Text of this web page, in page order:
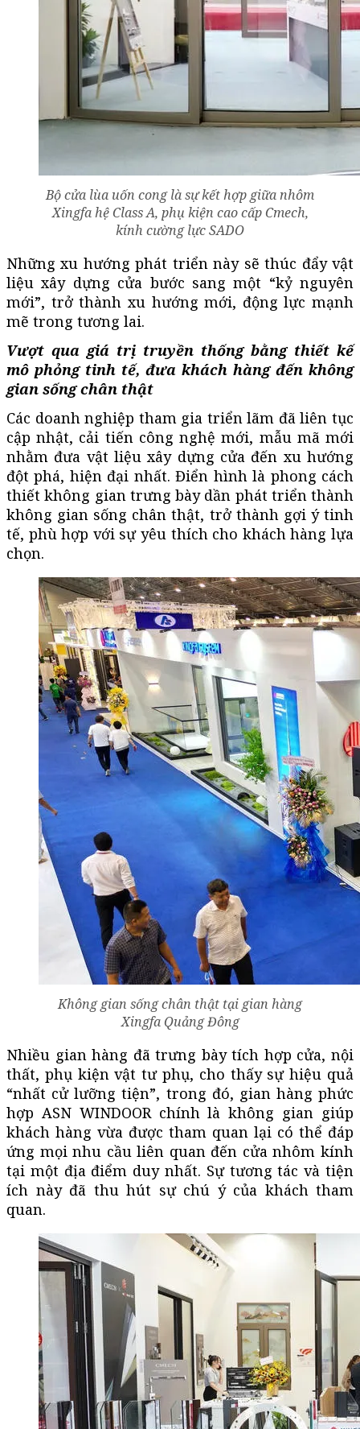
Bộ cửa lùa uốn cong là sự kết hợp giữa nhôm
Xingfa hệ Class A, phụ kiện cao cấp Cmech,
kính cường lực SADO
Những xu hướng phát triển này sẽ thúc đẩy vật
liệu xây dựng cửa bước sang một “kỷ nguyên
mới”, trở thành xu hướng mới, động lực mạnh
mẽ trong tương lai.
Vượt qua giá trị truyền thống bằng thiết kế
mô phỏng tinh tế, đưa khách hàng đến không
gian sống chân thật
Các doanh nghiệp tham gia triển lãm đã liên tục
cập nhật, cải tiến công nghệ mới, mẫu mã mới
nhằm đưa vật liệu xây dựng cửa đến xu hướng
đột phá, hiện đại nhất. Điển hình là phong cách
thiết không gian trưng bày dần phát triển thành
không gian sống chân thật, trở thành gợi ý tinh
tế, phù hợp với sự yêu thích cho khách hàng lựa
chọn.
Không gian sống chân thật tại gian hàng
Xingfa Quảng Đông
Nhiều gian hàng đã trưng bày tích hợp cửa, nội
thất, phụ kiện vật tư phụ, cho thấy sự hiệu quả
“nhất cử lưỡng tiện”, trong đó, gian hàng phức
hợp ASN WINDOOR chính là không gian giúp
khách hàng vừa được tham quan lại có thể đáp
ứng mọi nhu cầu liên quan đến cửa nhôm kính
tại một địa điểm duy nhất. Sự tương tác và tiện
ích này đã thu hút sự chú ý của khách tham
quan.